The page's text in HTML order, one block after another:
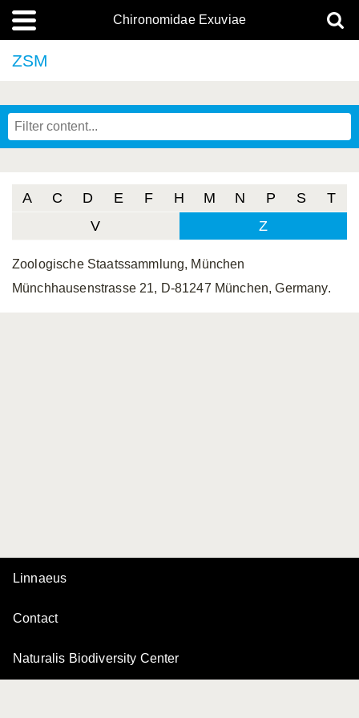
Chironomidae Exuviae
ZSM
A C D E F H M N P S
T
V
Z
Zoologische Staatssammlung, München
Münchhausenstrasse 21, D-81247 München, Germany.
Linnaeus
Contact
Naturalis Biodiversity Center